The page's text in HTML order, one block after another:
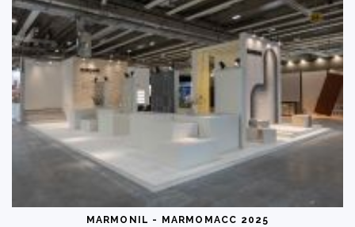
MARMONIL - MARMOMACC 2025